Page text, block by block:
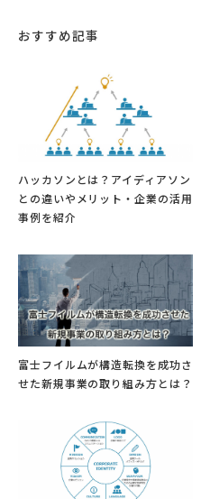
おすすめ記事
ハッカソンとは？アイディアソン
との違いやメリット・企業の活用
事例を紹介
富士フイルムが構造転換を成功さ
せた新規事業の取り組み方とは？